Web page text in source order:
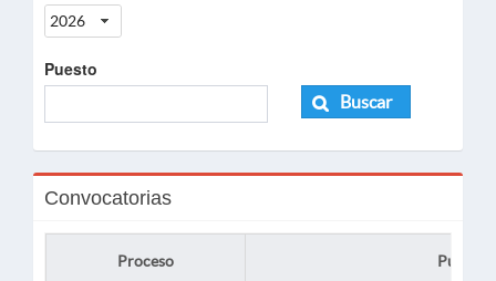
2026
Puesto
Buscar
Convocatorias
Proceso Puesto